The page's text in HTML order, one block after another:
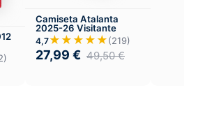
Camiseta Atalanta
2025-26 Visitante
4,7★★★★★(219)
27,99 € 49,50€